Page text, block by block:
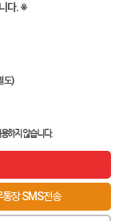
다. ※
도)
하지 않습니다.
통장 SMS전송